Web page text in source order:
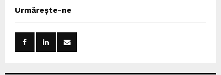
h
Urmărește-ne